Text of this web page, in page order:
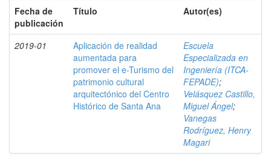
Fecha de
publicación
Título Autor(es)
2019-01
Aplicación de realidad
aumentada para
promover el e-Turismo del
patrimonio cultural
arquitectónico del Centro
Histórico de Santa Ana
Escuela
Especializada en
Ingeniería (ITCA-
FEPADE);
Velásquez Castillo,
Miguel Ángel;
Vanegas
Rodríguez, Henry
Magari